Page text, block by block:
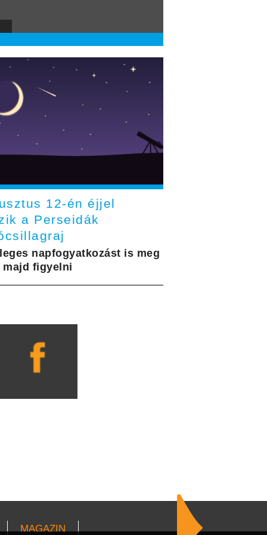
12-én éjjel
a Perseidák
napfogyatkozást is meg
majd figyelni
MAGAZIN